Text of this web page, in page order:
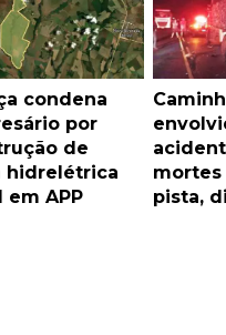
condena
por
de
hidrelétrica
em APP
mortes
pista,